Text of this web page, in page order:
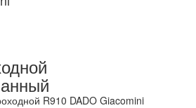
R910 DADO Giacomini